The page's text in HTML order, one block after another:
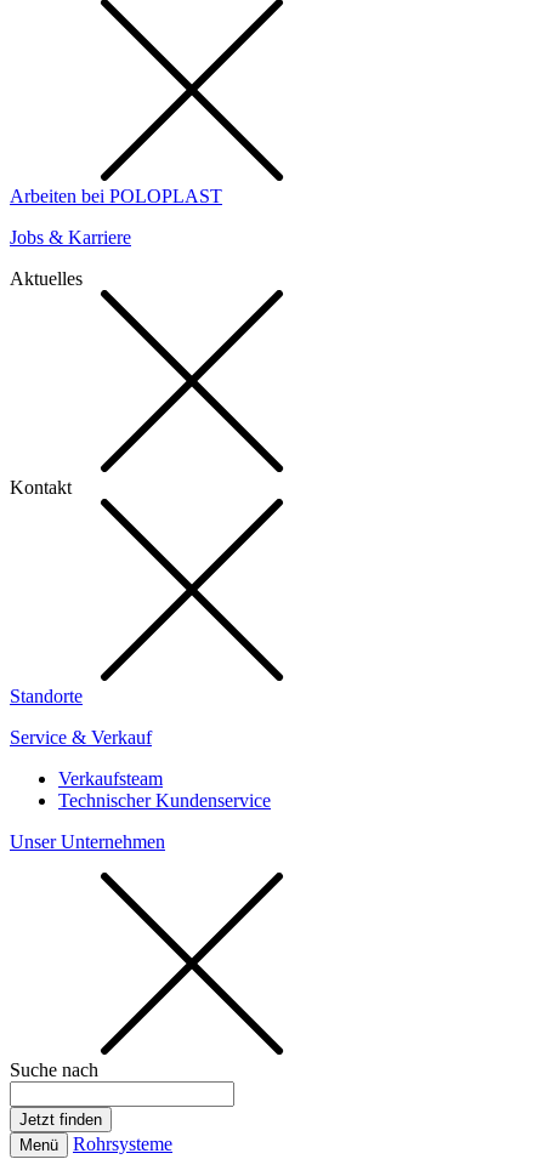
Arbeiten bei POLOPLAST
Jobs & Karriere
Aktuelles
Kontakt
Standorte
Service & Verkauf
Verkaufsteam
Technischer Kundenservice
Unser Unternehmen
Suche nach
Menü Rohrsysteme